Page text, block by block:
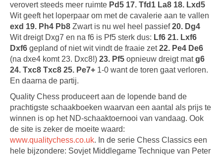
verovert steeds meer ruimte Pd5 17. Tfd1 La8 18. Lxd5
Wit geeft het loperpaar om met de cavalerie aan te vallen
exd 19. Ph4 Pb8 Zwart is nu wel heel passief20. Dg4
Wit dreigt Dxg7 en na f6 is Pf5 sterk dus: Lf6 21. Lxf6
Dxf6 gepland of niet wit vindt de fraaie zet22. Pe4 De6
(na dxe4 komt 23. Dxc8!) 23. Pf5 opnieuw dreigt matg6
24. Txc8 Txc8 25. Pe7+ 1-0 want de toren gaat verloren.
En daarna de partij.
Quality Chess produceert aan de lopende band de
prachtigste schaakboeken waarvan een aantal als prijs te
winnen is op het ND-schaaktoernooi van vandaag. Ook
de site is zeker de moeite waard:
www.qualitychess.co.uk. In de serie Chess Classics een
hele bijzondere: Sovjet Middlegame Technique van Peter